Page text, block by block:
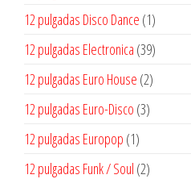
productos
12 pulgadas Disco Dance 11
producto
12 pulgadas Electronica 3939
productos
12 pulgadas Euro House 22
12 pulgadas Euro-Disco 33
12 pulgadas Europop 11
producto
12 pulgadas Funk / Soul 22